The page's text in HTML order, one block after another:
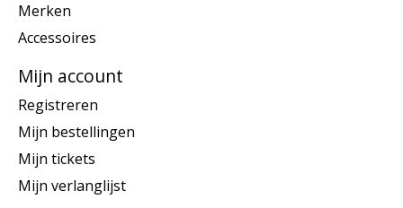
Merken
Accessoires
Mijn account
Registreren
Mijn bestellingen
Mijn tickets
Mijn verlanglijst